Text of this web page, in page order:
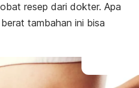
resep dari dokter. Apa
tambahan ini bisa